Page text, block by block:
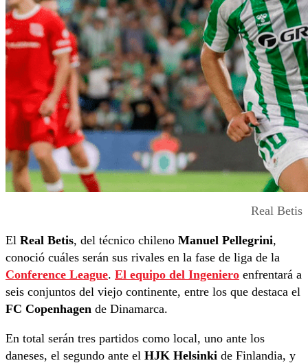
Real Betis
El Real Betis, del técnico chileno Manuel Pellegrini,
conoció cuáles serán sus rivales en la fase de liga de la
Conference League. El equipo del Ingeniero enfrentará a
seis conjuntos del viejo continente, entre los que destaca el
FC Copenhagen de Dinamarca.
En total serán tres partidos como local, uno ante los
daneses, el segundo ante el HJK Helsinki de Finlandia, y